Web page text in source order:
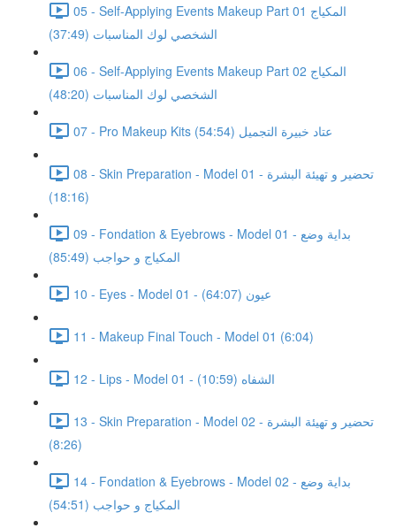
05 - Self-Applying Events Makeup Part 01 المكياج
الشخصي لوك المناسبات (37:49)
06 - Self-Applying Events Makeup Part 02 المكياج
الشخصي لوك المناسبات (48:20)
07 - Pro Makeup Kits عتاد خبيرة التجميل (54:54)
08 - Skin Preparation - Model 01 - تحضير و تهيئة البشرة
(18:16)
09 - Fondation & Eyebrows - Model 01 - بداية وضع
المكياج و حواجب (85:49)
10 - Eyes - Model 01 - عيون (64:07)
11 - Makeup Final Touch - Model 01 (6:04)
12 - Lips - Model 01 - الشفاه (10:59)
13 - Skin Preparation - Model 02 - تحضير و تهيئة البشرة
(8:26)
14 - Fondation & Eyebrows - Model 02 - بداية وضع
المكياج و حواجب (54:51)